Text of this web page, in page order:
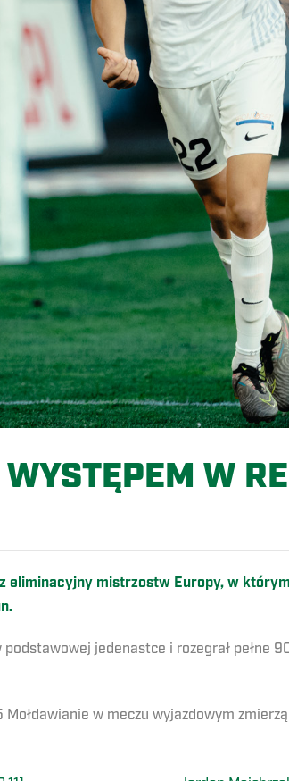
W
eliminacyjny mistrzostw Europy, w
jedenastce i rozegrał pełne
w meczu wyjazdowym